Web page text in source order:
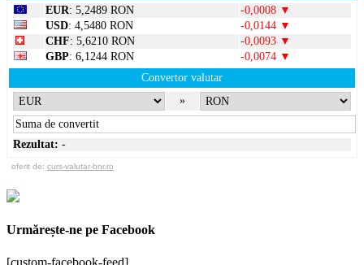
EUR: 5,2489 RON
-0,0008 ▼
USD: 4,5480 RON
-0,0144 ▼
CHF: 5,6210 RON
-0,0093 ▼
GBP: 6,1244 RON
-0,0074 ▼
Convertor valutar
»
Rezultat: -
oferit de: curs-valutar-bnr.ro
Urmărește-ne pe Facebook
[custom-facebook-feed]